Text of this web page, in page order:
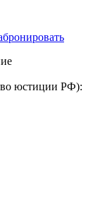
юстиции РФ):